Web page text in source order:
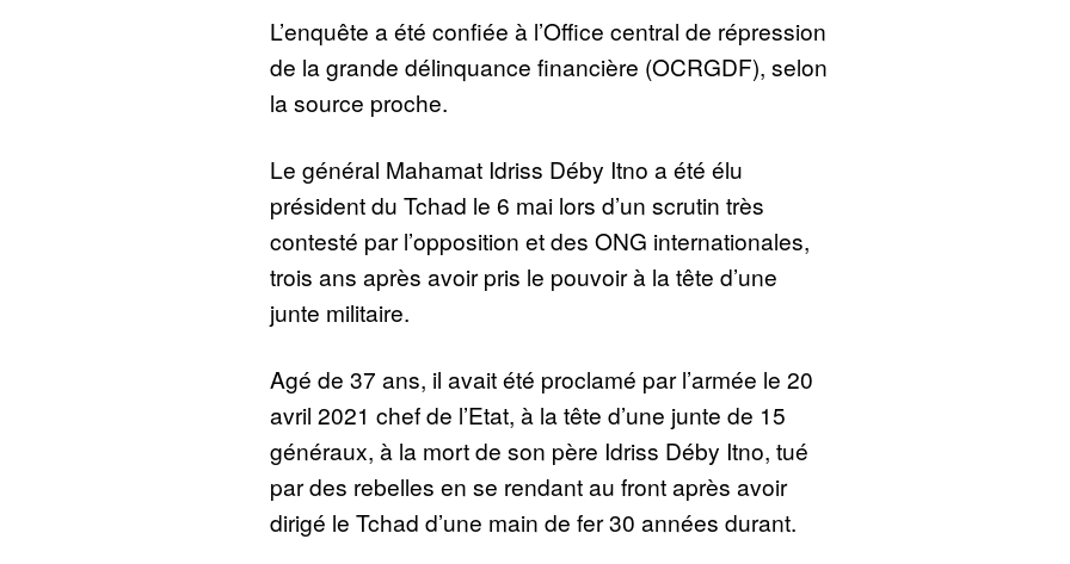
L’enquête a été confiée à l’Office central de répression
de la grande délinquance financière (OCRGDF), selon
la source proche.
Le général Mahamat Idriss Déby Itno a été élu
président du Tchad le 6 mai lors d’un scrutin très
contesté par l’opposition et des ONG internationales,
trois ans après avoir pris le pouvoir à la tête d’une
junte militaire.
Agé de 37 ans, il avait été proclamé par l’armée le 20
avril 2021 chef de l’Etat, à la tête d’une junte de 15
généraux, à la mort de son père Idriss Déby Itno, tué
par des rebelles en se rendant au front après avoir
dirigé le Tchad d’une main de fer 30 années durant.